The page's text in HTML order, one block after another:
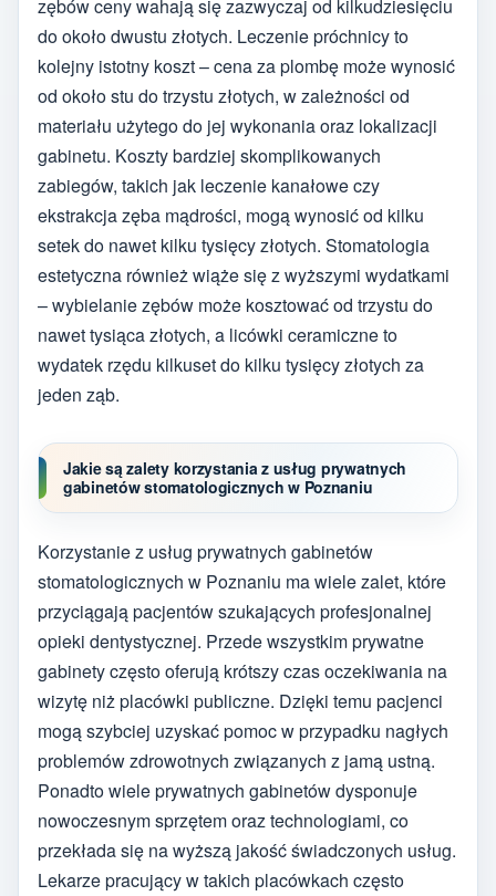
zębów ceny wahają się zazwyczaj od kilkudziesięciu
do około dwustu złotych. Leczenie próchnicy to
kolejny istotny koszt – cena za plombę może wynosić
od około stu do trzystu złotych, w zależności od
materiału użytego do jej wykonania oraz lokalizacji
gabinetu. Koszty bardziej skomplikowanych
zabiegów, takich jak leczenie kanałowe czy
ekstrakcja zęba mądrości, mogą wynosić od kilku
setek do nawet kilku tysięcy złotych. Stomatologia
estetyczna również wiąże się z wyższymi wydatkami
– wybielanie zębów może kosztować od trzystu do
nawet tysiąca złotych, a licówki ceramiczne to
wydatek rzędu kilkuset do kilku tysięcy złotych za
jeden ząb.
Jakie są zalety korzystania z usług prywatnych
gabinetów stomatologicznych w Poznaniu
Korzystanie z usług prywatnych gabinetów
stomatologicznych w Poznaniu ma wiele zalet, które
przyciągają pacjentów szukających profesjonalnej
opieki dentystycznej. Przede wszystkim prywatne
gabinety często oferują krótszy czas oczekiwania na
wizytę niż placówki publiczne. Dzięki temu pacjenci
mogą szybciej uzyskać pomoc w przypadku nagłych
problemów zdrowotnych związanych z jamą ustną.
Ponadto wiele prywatnych gabinetów dysponuje
nowoczesnym sprzętem oraz technologiami, co
przekłada się na wyższą jakość świadczonych usług.
Lekarze pracujący w takich placówkach często